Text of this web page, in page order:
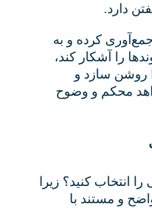
دارد.
کرده و به
را آشکار کند،
روشن سازد و
محکم و وضوح
انتخاب کنید؟ زیرا
و مستند با